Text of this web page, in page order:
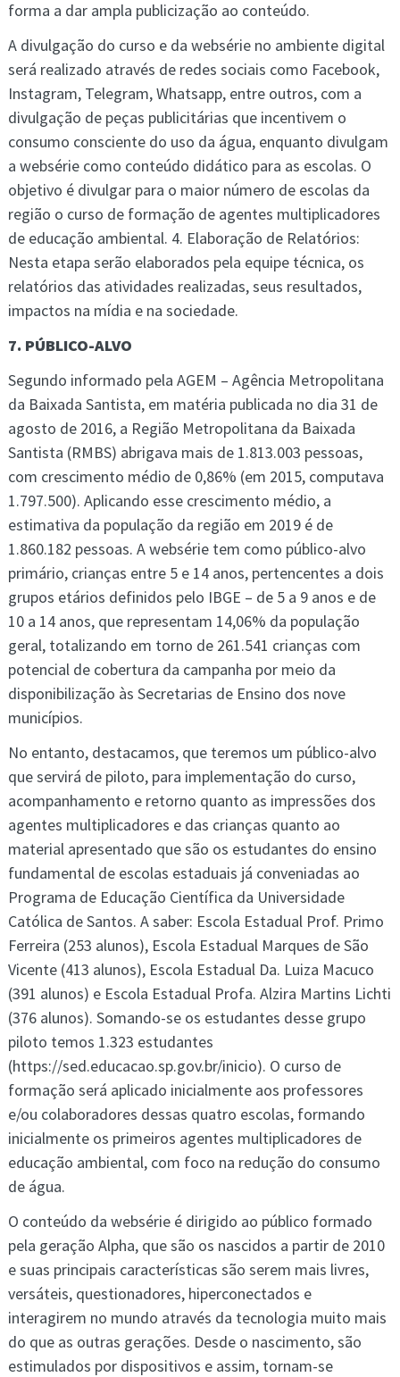
forma a dar ampla publicização ao conteúdo.
A divulgação do curso e da websérie no ambiente digital
será realizado através de redes sociais como Facebook,
Instagram, Telegram, Whatsapp, entre outros, com a
divulgação de peças publicitárias que incentivem o
consumo consciente do uso da água, enquanto divulgam
a websérie como conteúdo didático para as escolas. O
objetivo é divulgar para o maior número de escolas da
região o curso de formação de agentes multiplicadores
de educação ambiental. 4. Elaboração de Relatórios:
Nesta etapa serão elaborados pela equipe técnica, os
relatórios das atividades realizadas, seus resultados,
impactos na mídia e na sociedade.
7. PÚBLICO-ALVO
Segundo informado pela AGEM – Agência Metropolitana
da Baixada Santista, em matéria publicada no dia 31 de
agosto de 2016, a Região Metropolitana da Baixada
Santista (RMBS) abrigava mais de 1.813.003 pessoas,
com crescimento médio de 0,86% (em 2015, computava
1.797.500). Aplicando esse crescimento médio, a
estimativa da população da região em 2019 é de
1.860.182 pessoas. A websérie tem como público-alvo
primário, crianças entre 5 e 14 anos, pertencentes a dois
grupos etários definidos pelo IBGE – de 5 a 9 anos e de
10 a 14 anos, que representam 14,06% da população
geral, totalizando em torno de 261.541 crianças com
potencial de cobertura da campanha por meio da
disponibilização às Secretarias de Ensino dos nove
municípios.
No entanto, destacamos, que teremos um público-alvo
que servirá de piloto, para implementação do curso,
acompanhamento e retorno quanto as impressões dos
agentes multiplicadores e das crianças quanto ao
material apresentado que são os estudantes do ensino
fundamental de escolas estaduais já conveniadas ao
Programa de Educação Científica da Universidade
Católica de Santos. A saber: Escola Estadual Prof. Primo
Ferreira (253 alunos), Escola Estadual Marques de São
Vicente (413 alunos), Escola Estadual Da. Luiza Macuco
(391 alunos) e Escola Estadual Profa. Alzira Martins Lichti
(376 alunos). Somando-se os estudantes desse grupo
piloto temos 1.323 estudantes
(https://sed.educacao.sp.gov.br/inicio). O curso de
formação será aplicado inicialmente aos professores
e/ou colaboradores dessas quatro escolas, formando
inicialmente os primeiros agentes multiplicadores de
educação ambiental, com foco na redução do consumo
de água.
O conteúdo da websérie é dirigido ao público formado
pela geração Alpha, que são os nascidos a partir de 2010
e suas principais características são serem mais livres,
versáteis, questionadores, hiperconectados e
interagirem no mundo através da tecnologia muito mais
do que as outras gerações. Desde o nascimento, são
estimulados por dispositivos e assim, tornam-se